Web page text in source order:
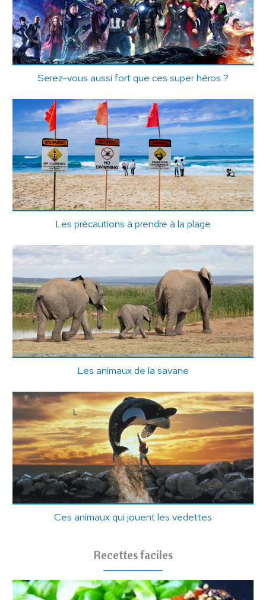
Serez-vous aussi fort que ces super héros ?
Les précautions à prendre à la plage
Les animaux de la savane
Ces animaux qui jouent les vedettes
Recettes faciles